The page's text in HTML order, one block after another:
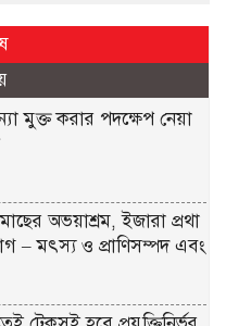
মুক্ত করার পদক্ষেপ নেয়া
অভয়াশ্রম, ইজারা প্রথা
– মৎস্য ও প্রাণিসম্পদ এবং